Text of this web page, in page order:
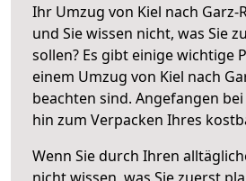
Ihr Umzug von Kiel nach Garz-
und Sie wissen nicht, was Sie
sollen? Es gibt einige wichtige
einem Umzug von Kiel nach
beachten sind. Angefangen
hin zum Verpacken Ihres
Wenn Sie durch Ihren